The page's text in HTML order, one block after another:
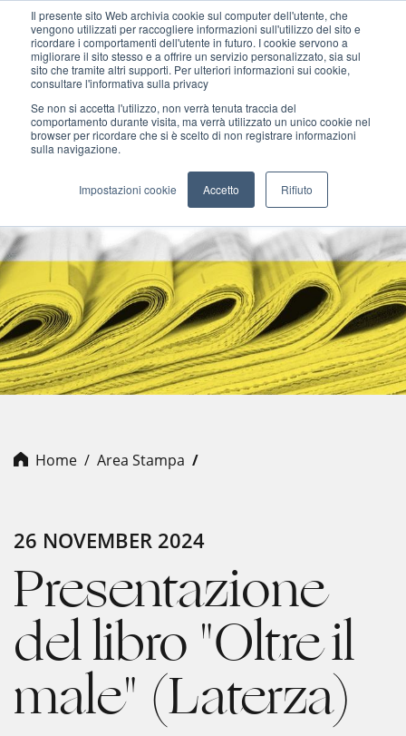
Il presente sito Web archivia cookie sul computer dell'utente, che
vengono utilizzati per raccogliere informazioni sull'utilizzo del sito e
ricordare i comportamenti dell'utente in futuro. I cookie servono a
migliorare il sito stesso e a offrire un servizio personalizzato, sia sul
sito che tramite altri supporti. Per ulteriori informazioni sui cookie,
consultare l'informativa sulla privacy
Se non si accetta l'utilizzo, non verrà tenuta traccia del
comportamento durante visita, ma verrà utilizzato un unico cookie nel
browser per ricordare che si è scelto di non registrare informazioni
sulla navigazione.
Impostazioni cookie Accetto Rifiuto
MENU
Home Area Stampa
26 NOVEMBER 2024
Presentazione
del libro "Oltre il
male" (Laterza)